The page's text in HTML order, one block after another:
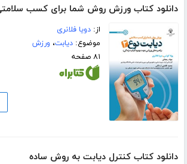
دانلود کتاب ورزش روش شما برای کسب
از:دویا فلانری
موضوع:دیابت، ورزش
۸۱ صفحه
دانلود کتاب کنترل دیابت به روش ساده